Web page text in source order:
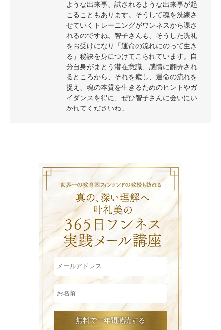
ような出来事、試されるような出来事が起
こることもあります。そうして魂を洗練さ
せていくトレーニングがワンネスから課さ
れるのですね。智子さんも、そうした洗礼
をお受けになり「運命の流れにのって生き
る」秘訣を身につけてこられています。自
分自身がまとう潜在意識、感情に翻弄され
るところから、それを癒し、運命の流れを
捉え、魂の本質を生きるためのヒントやガ
イダンスを得に、ぜひ智子さんに会いにい
かれてくださいね。